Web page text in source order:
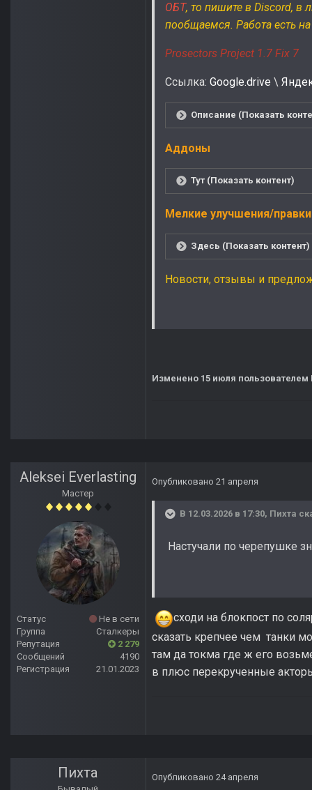
ОБТ, то пишите в Discord, в
пообщаемся. Работа есть на
Prosectors Project 1.7 Fix 7
Ссылка: Google.drive \
Описание (Показать
Аддоны
Тут (Показать контент)
Мелкие улучшения/
Здесь (Показать контент)
Новости, отзывы и
Изменено 15 июля
Aleksei Everlasting
Мастер
Статус
Не в сети
Группа
Сталкеры
Репутация
2 279
Сообщений
4190
Регистрация
21.01.2023
Опубликовано 21 апреля
В 12.03.2026 в 17:30, Пихта
Настучали по черепушке
сходи на блокпост по
сказать крепчее чем танки
там да токма где ж его
в плюс перекрученные
Пихта Опубликовано 24 апреля